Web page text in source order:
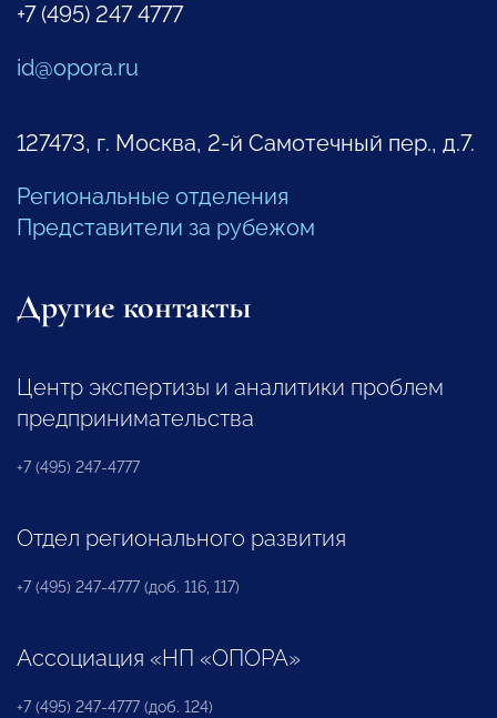
+7 (495) 247 4777
id@opora.ru
127473, г. Москва, 2-й Самотечный пер., д.7.
Региональные отделения
Представители за рубежом
Другие контакты
Центр экспертизы и аналитики проблем
предпринимательства
+7 (495) 247-4777
Отдел регионального развития
+7 (495) 247-4777 (доб. 116, 117)
Ассоциация «НП «ОПОРА»
+7 (495) 247-4777 (доб. 124)